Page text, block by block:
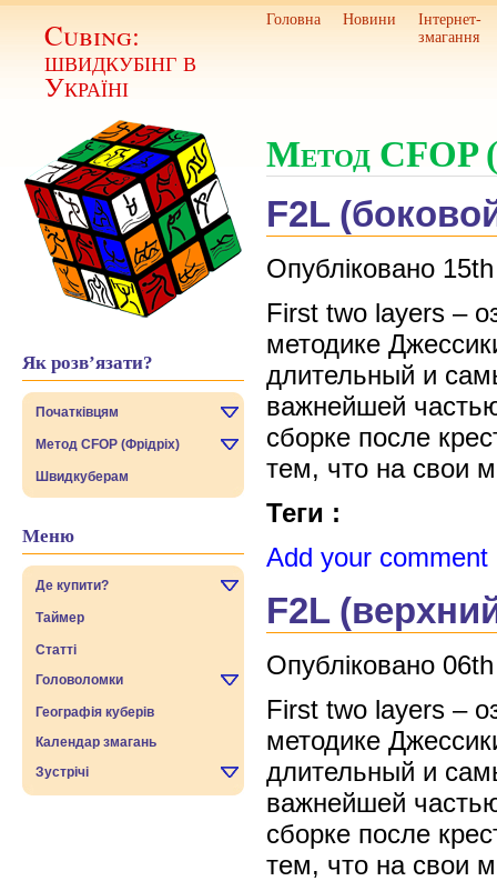
Cubing:
швидкубінг в
Україні
Головна Новини
Інтернет-
змагання
Як розв’язати?
Початківцям
Метод CFOP (Фрідріх)
Швидкуберам
Меню
Де купити?
Таймер
Статті
Головоломки
Географія куберів
Календар змагань
Зустрічі
Метод CFOP
F2L
Опубліковано
First two layers –
методике
длительный и
важнейшей
сборке после
тем, что на свои
Теги :
Add your comment
F2L
Опубліковано
First two layers –
методике
длительный и
важнейшей
сборке после
тем, что на свои